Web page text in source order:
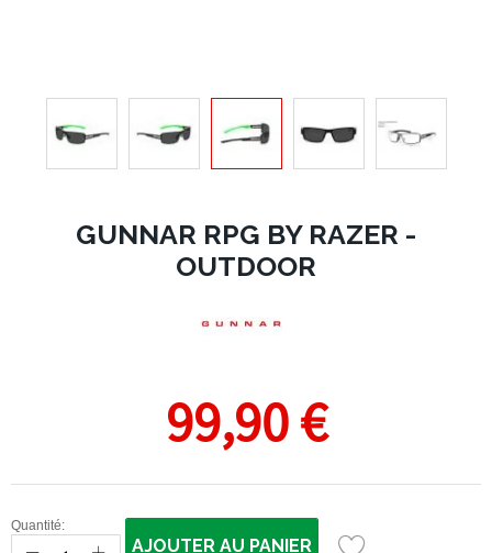
GUNNAR RPG BY RAZER -
OUTDOOR
99,90 €
Quantité:
AJOUTER AU PANIER